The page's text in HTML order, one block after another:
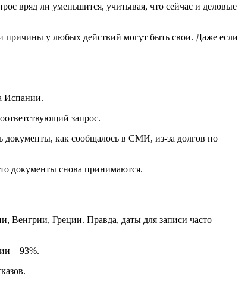
вряд ли уменьшится, учитывая, что сейчас и деловые
причины у любых действий могут быть свои. Даже если
Испании.
запрос.
документы, как сообщалось в СМИ, из-за долгов по
документы снова принимаются.
Венгрии, Греции. Правда, даты для записи часто
– 93%.